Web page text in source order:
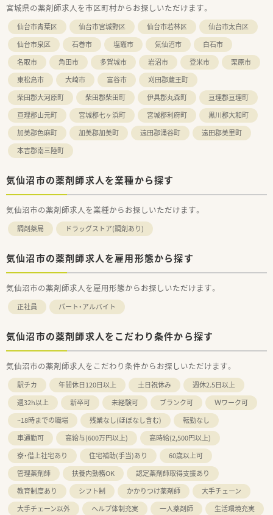
【こんな方にオススメ】
■内科の処方箋に特化して経験を積み、専門性を高めたいと考え
ている方に最適です。
■福利厚生や研修制度が整った安定企業で、長期的なキャリアを
築きたい方におすすめです。
■患者様との対話時間を大切にし、落ち着いた環境で丁寧な仕事
をしたい方に適しています。
宮城県の薬剤師求人を市区町村からお探しいただけます。
仙台市青葉区 仙台市宮城野区 仙台市若林区
仙台市太白区
仙台市泉区
石巻市 塩竈市 気仙沼市
白石市
名取市
角田市 多賀城市 岩沼市 登米市
栗原市
東松島市
大崎市 富谷市
刈田郡蔵王町
柴田郡大河原町
柴田郡柴田町 伊具郡丸森町
亘理郡亘理町
亘理郡山元町
宮城郡七ヶ浜町 宮城郡利府町
黒川郡大和町
加美郡色麻町
加美郡加美町 遠田郡涌谷町
遠田郡美里町
本吉郡南三陸町
気仙沼市の薬剤師求人を業種から探す
気仙沼市の薬剤師求人を業種からお探しいただけます。
調剤薬局 ドラッグストア(調剤あり)
気仙沼市の薬剤師求人を雇用形態から探す
気仙沼市の薬剤師求人を雇用形態からお探しいただけます。
正社員 パート・アルバイト
気仙沼市の薬剤師求人をこだわり条件から探す
気仙沼市の薬剤師求人をこだわり条件からお探しいただけます。
駅チカ 年間休日120日以上 土日祝休み
週休2.5日以上
週32h以上
新卒可 未経験可 ブランク可
Ｗワーク可
~18時までの職場
残業なし(ほぼなし含む)
転勤なし
車通勤可
高給与(600万円以上)
高時給(2,500円以上)
寮・借上社宅あり
住宅補助(手当)あり
60歳以上可
管理薬剤師
扶養内勤務OK
認定薬剤師取得支援あり
教育制度あり
シフト制 かかりつけ薬剤師
大手チェーン
大手チェーン以外
ヘルプ体制充実 一人薬剤師
生活環境充実